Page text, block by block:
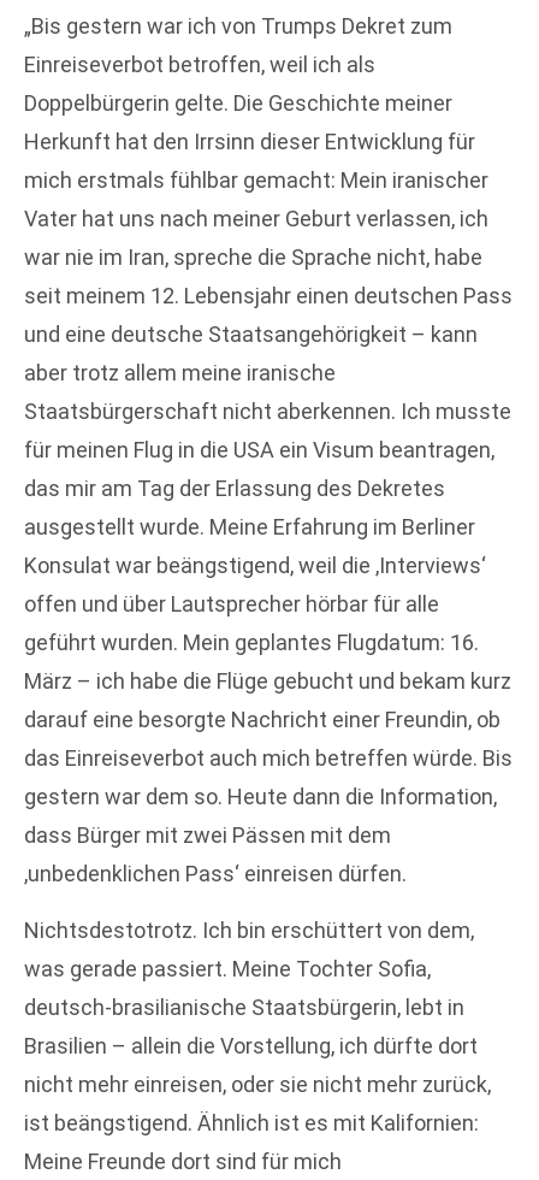
„Bis gestern war ich von Trumps Dekret zum
Einreiseverbot betroffen, weil ich als
Doppelbürgerin gelte. Die Geschichte meiner
Herkunft hat den Irrsinn dieser Entwicklung für
mich erstmals fühlbar gemacht: Mein iranischer
Vater hat uns nach meiner Geburt verlassen, ich
war nie im Iran, spreche die Sprache nicht, habe
seit meinem 12. Lebensjahr einen deutschen Pass
und eine deutsche Staatsangehörigkeit – kann
aber trotz allem meine iranische
Staatsbürgerschaft nicht aberkennen. Ich musste
für meinen Flug in die USA ein Visum beantragen,
das mir am Tag der Erlassung des Dekretes
ausgestellt wurde. Meine Erfahrung im Berliner
Konsulat war beängstigend, weil die ,Interviews‘
offen und über Lautsprecher hörbar für alle
geführt wurden. Mein geplantes Flugdatum: 16.
März – ich habe die Flüge gebucht und bekam kurz
darauf eine besorgte Nachricht einer Freundin, ob
das Einreiseverbot auch mich betreffen würde. Bis
gestern war dem so. Heute dann die Information,
dass Bürger mit zwei Pässen mit dem
,unbedenklichen Pass‘ einreisen dürfen.
Nichtsdestotrotz. Ich bin erschüttert von dem,
was gerade passiert. Meine Tochter Sofia,
deutsch-brasilianische Staatsbürgerin, lebt in
Brasilien – allein die Vorstellung, ich dürfte dort
nicht mehr einreisen, oder sie nicht mehr zurück,
ist beängstigend. Ähnlich ist es mit Kalifornien:
Meine Freunde dort sind für mich